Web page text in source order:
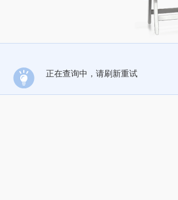
正在查询中，请刷新重试